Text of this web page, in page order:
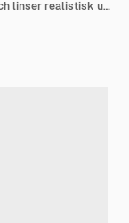
Glasögon solglasögon med olika ramar och linser realistisk uppsättning isolerad på vit bakgrund vektorillustration